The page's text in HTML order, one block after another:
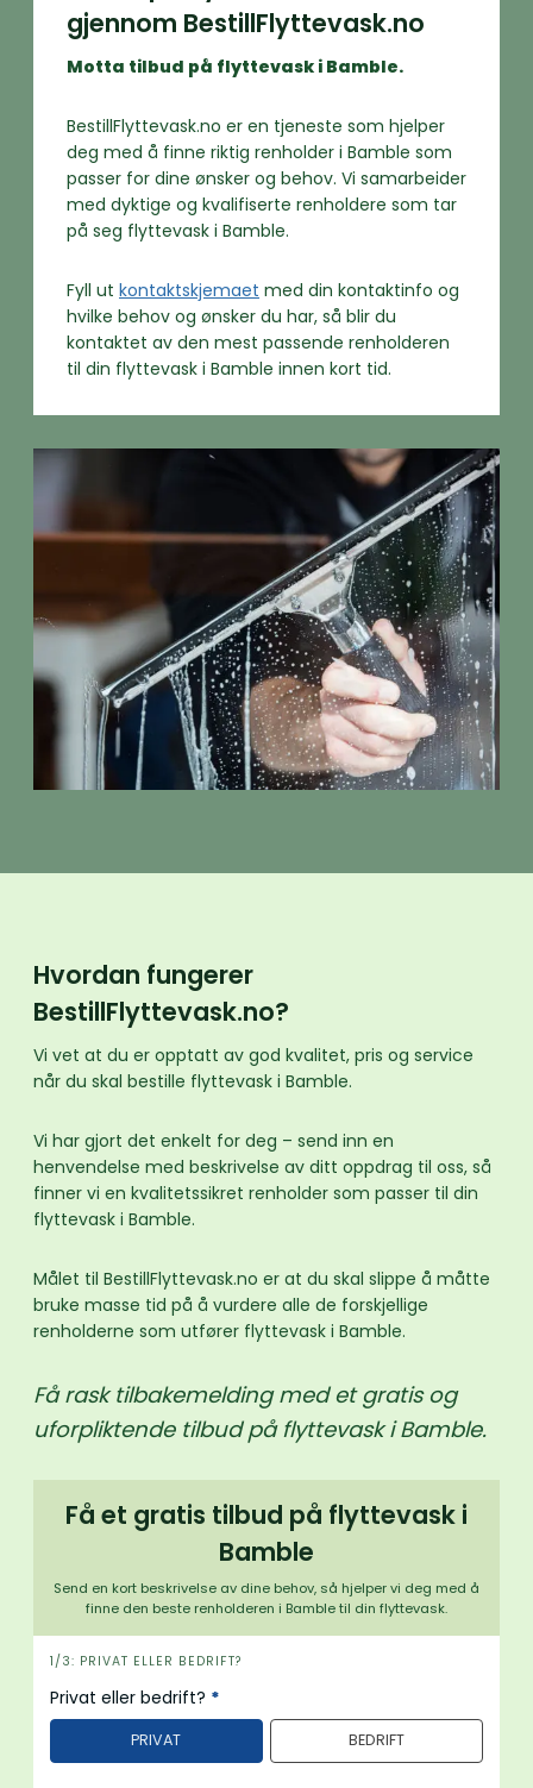
gjennom BestillFlyttevask.no
Motta tilbud på flyttevask i Bamble.
BestillFlyttevask.no er en tjeneste som hjelper
deg med å finne riktig renholder i Bamble som
passer for dine ønsker og behov. Vi samarbeider
med dyktige og kvalifiserte renholdere som tar
på seg flyttevask i Bamble.
Fyll ut kontaktskjemaet med din kontaktinfo og
hvilke behov og ønsker du har, så blir du
kontaktet av den mest passende renholderen
til din flyttevask i Bamble innen kort tid.
Hvordan fungerer
BestillFlyttevask.no?
Vi vet at du er opptatt av god kvalitet, pris og service
når du skal bestille flyttevask i Bamble.
Vi har gjort det enkelt for deg – send inn en
henvendelse med beskrivelse av ditt oppdrag til oss, så
finner vi en kvalitetssikret renholder som passer til din
flyttevask i Bamble.
Målet til BestillFlyttevask.no er at du skal slippe å måtte
bruke masse tid på å vurdere alle de forskjellige
renholderne som utfører flyttevask i Bamble.
Få rask tilbakemelding med et gratis og
uforpliktende tilbud på flyttevask i Bamble.
Få et gratis tilbud på flyttevask i
Bamble
Send en kort beskrivelse av dine behov, så hjelper vi deg med å
finne den beste renholderen i Bamble til din flyttevask.
i
n
n
o
1/3: PRIVAT ELLER BEDRIFT?
Privat eller bedrift? *
PRIVAT BEDRIFT